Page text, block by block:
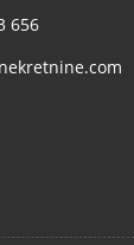
656